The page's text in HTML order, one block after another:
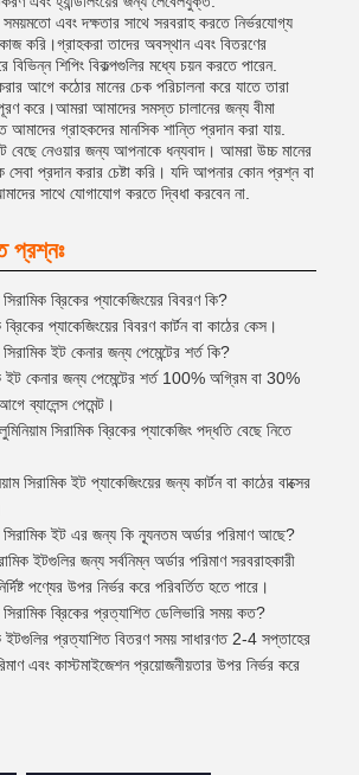
এবং দক্ষতার সাথে সরবরাহ করতে নির্ভরযোগ্য
কাজ করি।গ্রাহকরা তাদের অবস্থান এবং বিতরণের
বিভিন্ন শিপিং বিকল্পগুলির মধ্যে চয়ন করতে পারেন.
আগে কঠোর মানের চেক পরিচালনা করে যাতে তারা
করে।আমরা আমাদের সমস্ত চালানের জন্য বীমা
আমাদের গ্রাহকদের মানসিক শান্তি প্রদান করা যায়.
বেছে নেওয়ার জন্য আপনাকে ধন্যবাদ। আমরা উচ্চ মানের
প্রদান করার চেষ্টা করি। যদি আপনার কোন প্রশ্ন বা
সাথে যোগাযোগ করতে দ্বিধা করবেন না.
প্রশ্নঃ
সিরামিক ব্রিকের প্যাকেজিংয়ের বিবরণ কি?
ব্রিকের প্যাকেজিংয়ের বিবরণ কার্টন বা কাঠের কেস।
সিরামিক ইট কেনার জন্য পেমেন্টের শর্ত কি?
ইট কেনার জন্য পেমেন্টের শর্ত 100% অগ্রিম বা 30%
ব্যালেন্স পেমেন্ট।
সিরামিক ব্রিকের প্যাকেজিং পদ্ধতি বেছে নিতে
সিরামিক ইট প্যাকেজিংয়ের জন্য কার্টন বা কাঠের বাক্সের
সিরামিক ইট এর জন্য কি ন্যূনতম অর্ডার পরিমাণ আছে?
ইটগুলির জন্য সর্বনিম্ন অর্ডার পরিমাণ সরবরাহকারী
পণ্যের উপর নির্ভর করে পরিবর্তিত হতে পারে।
সিরামিক ব্রিকের প্রত্যাশিত ডেলিভারি সময় কত?
ইটগুলির প্রত্যাশিত বিতরণ সময় সাধারণত 2-4 সপ্তাহের
এবং কাস্টমাইজেশন প্রয়োজনীয়তার উপর নির্ভর করে